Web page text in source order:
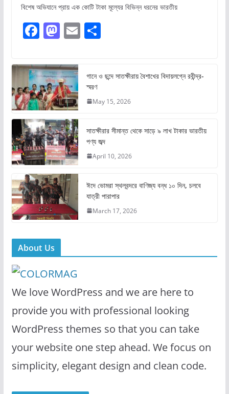
বিশেষ অভিযানে প্রায় এক কোটি টাকা মূল্যের বিভিন্ন ধরনের ভারতীয়
F
c
e
b
o
o
k
M
st
o
d
o
n
E S
e
গানে ও ছন্দে সাতক্ষীরায় বৈশাখের বিদায়লগ্নে রবীন্দ্র-
স্মরণ
May 15, 2026
সাতক্ষীরার সীমান্ত থেকে সাড়ে ৯ লাখ টাকার ভারতীয়
পণ্য জব্দ
April 10, 2026
ঈদে ভোমরা স্থলবন্দরে বাণিজ্য বন্ধ ১০ দিন, চলবে
যাত্রী পারাপার
March 17, 2026
About Us
We love WordPress and we are here to
provide you with professional looking
WordPress themes so that you can take
your website one step ahead. We focus on
simplicity, elegant design and clean code.